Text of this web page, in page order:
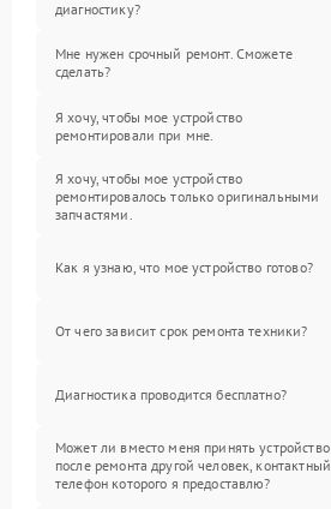
диагностику?
Мне нужен срочный ремонт. Сможете
сделать?
Я хочу, чтобы мое устройство
ремонтировали при мне.
Я хочу, чтобы мое устройство
ремонтировалось только оригинальными
запчастями.
Как я узнаю, что мое устройство готово?
От чего зависит срок ремонта техники?
Диагностика проводится бесплатно?
Может ли вместо меня принять устройство
после ремонта другой человек, контактный
телефон которого я предоставлю?